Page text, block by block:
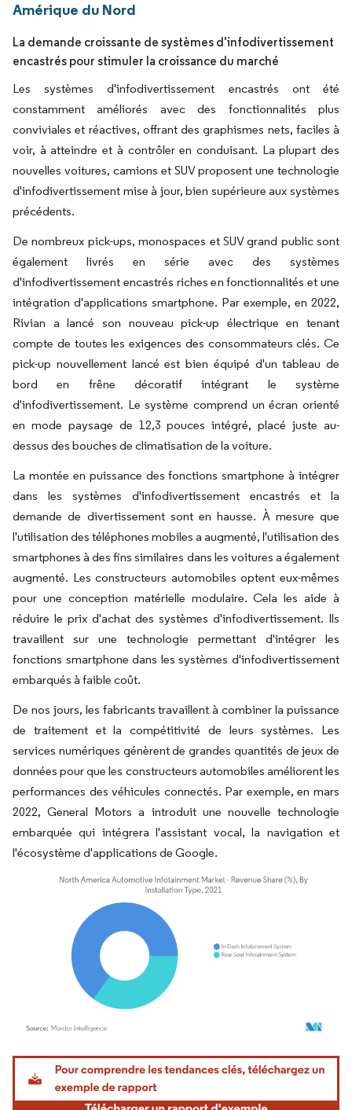
Amérique du Nord
La demande croissante de systèmes d'infodivertissement
encastrés pour stimuler la croissance du marché
Les systèmes d'infodivertissement encastrés ont été
constamment améliorés avec des fonctionnalités plus
conviviales et réactives, offrant des graphismes nets, faciles à
voir, à atteindre et à contrôler en conduisant. La plupart des
nouvelles voitures, camions et SUV proposent une technologie
d'infodivertissement mise à jour, bien supérieure aux systèmes
précédents.
De nombreux pick-ups, monospaces et SUV grand public sont
également livrés en série avec des systèmes
d'infodivertissement encastrés riches en fonctionnalités et une
intégration d'applications smartphone. Par exemple, en 2022,
Rivian a lancé son nouveau pick-up électrique en tenant
compte de toutes les exigences des consommateurs clés. Ce
pick-up nouvellement lancé est bien équipé d'un tableau de
bord en frêne décoratif intégrant le système
d'infodivertissement. Le système comprend un écran orienté
en mode paysage de 12,3 pouces intégré, placé juste au-
dessus des bouches de climatisation de la voiture.
La montée en puissance des fonctions smartphone à intégrer
dans les systèmes d'infodivertissement encastrés et la
demande de divertissement sont en hausse. À mesure que
l'utilisation des téléphones mobiles a augmenté, l'utilisation des
smartphones à des fins similaires dans les voitures a également
augmenté. Les constructeurs automobiles optent eux-mêmes
pour une conception matérielle modulaire. Cela les aide à
réduire le prix d'achat des systèmes d'infodivertissement. Ils
travaillent sur une technologie permettant d'intégrer les
fonctions smartphone dans les systèmes d'infodivertissement
embarqués à faible coût.
De nos jours, les fabricants travaillent à combiner la puissance
de traitement et la compétitivité de leurs systèmes. Les
services numériques génèrent de grandes quantités de jeux de
données pour que les constructeurs automobiles améliorent les
performances des véhicules connectés. Par exemple, en mars
2022, General Motors a introduit une nouvelle technologie
embarquée qui intégrera l'assistant vocal, la navigation et
l'écosystème d'applications de Google.
Image © Mordor Intelligence. La réutilisation nécessite une attribution sous CC BY